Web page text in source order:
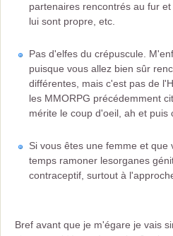
partenaires rencontrés au fur
lui sont propre, etc.
Pas d'elfes du crépuscule.
puisque vous allez bien sûr
différentes, mais c'est pas de
les MMORPG précédemment
mérite le coup d'oeil, ah et puis
Si vous êtes une femme et que
temps ramoner lesorganes
contraceptif, surtout à
Bref avant que je m'égare je vais